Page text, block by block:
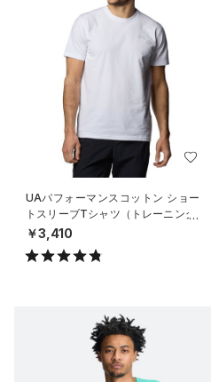
UAパフォーマンスコットン ショー
トスリーブTシャツ（トレーニング/
MEN）
￥3,410